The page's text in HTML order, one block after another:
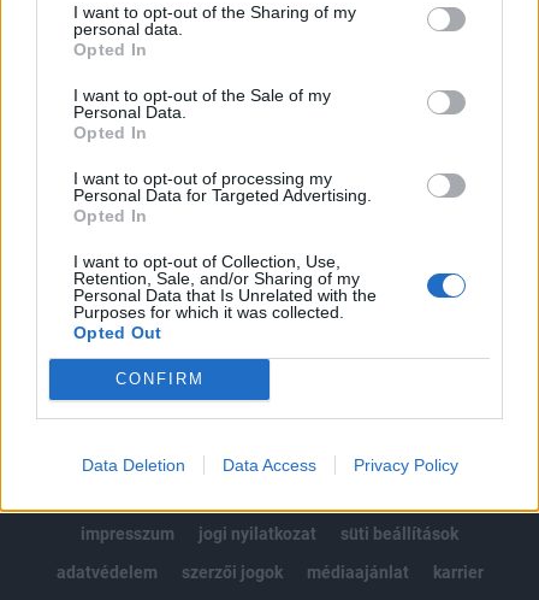
I want to opt-out of the Sharing of my
personal data.
Opted In
I want to opt-out of the Sale of my
Personal Data.
Opted In
I want to opt-out of processing my
Personal Data for Targeted Advertising.
Opted In
I want to opt-out of Collection, Use,
Retention, Sale, and/or Sharing of my
Personal Data that Is Unrelated with the
Purposes for which it was collected.
Opted Out
CONFIRM
Data Deletion Data Access Privacy Policy
regisztrációhoz kötött.
Portfolio.hu teljes cikkarchívum
Kötéslisták: BÉT elmúlt 2 év napon belüli
MÁR ELŐFIZETŐNK VAGY?BEJELENTKEZÉS
impresszum
jogi nyilatkozat
süti beállítások
adatvédelem
szerzői jogok médiaajánlat karrier